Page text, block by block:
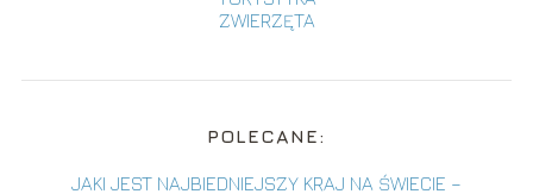
ZWIERZĘTA
POLECANE:
JAKI JEST NAJBIEDNIEJSZY KRAJ NA ŚWIECIE –